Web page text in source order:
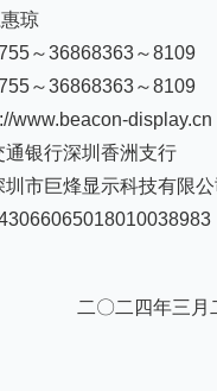
琼
～36868363～8109
～36868363～8109
www.beacon-display.cn
通银行深圳香洲支行
市巨烽显示科技有限公
二〇二四年三月